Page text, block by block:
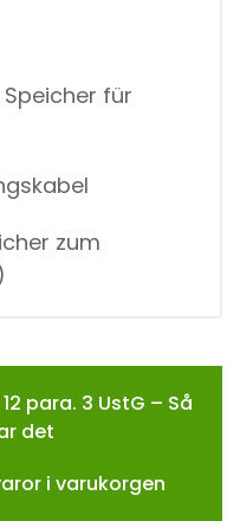
für
zum
para. 3 UstG – Så
det
i varukorgen